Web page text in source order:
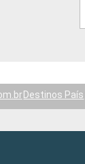
Destinos País